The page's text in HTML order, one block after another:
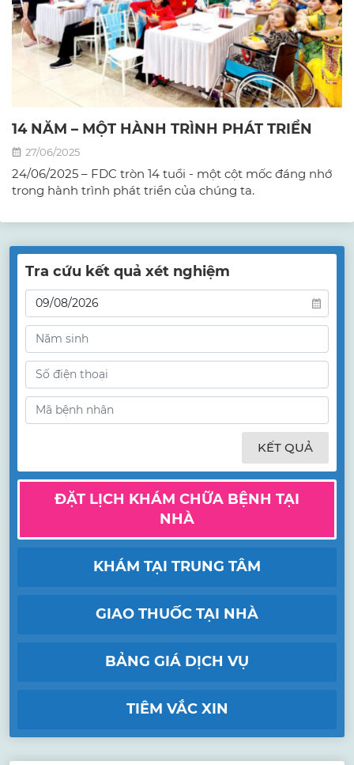
14 NĂM – MỘT HÀNH TRÌNH PHÁT TRIỂN
27/06/2025
24/06/2025 – FDC tròn 14 tuổi - một cột mốc đáng nhớ
trong hành trình phát triển của chúng ta.
Tra cứu kết quả xét nghiệm
KẾT QUẢ
ĐẶT LỊCH KHÁM CHỮA BỆNH TẠI
NHÀ
KHÁM TẠI TRUNG TÂM
GIAO THUỐC TẠI NHÀ
BẢNG GIÁ DỊCH VỤ
TIÊM VẮC XIN